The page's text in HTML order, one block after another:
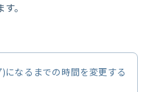
。
になるまでの時間を変更する